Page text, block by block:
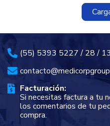
(55) 5393 5227 / 28 /
Facturación:
Si necesitas factura a tu
los comentarios de tu
compra.